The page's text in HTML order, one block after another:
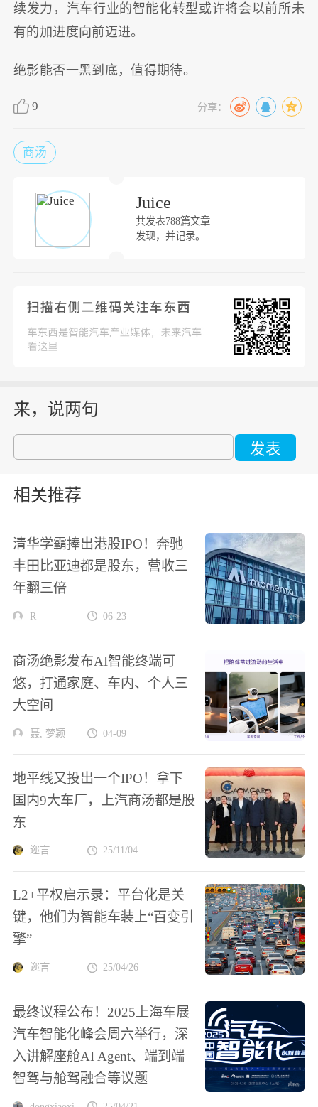
续发力，汽车行业的智能化转型或许将会以前所未
有的加进度向前迈进。
绝影能否一黑到底，值得期待。
9 分享：
商汤
Juice
共发表788篇文章
发现，并记录。
来，说两句
发表
相关推荐
清华学霸捧出港股IPO！奔驰
丰田比亚迪都是股东，营收三
年翻三倍
R 06-23
商汤绝影发布AI智能终端可
悠，打通家庭、车内、个人三
大空间
聂, 梦颖 04-09
地平线又投出一个IPO！拿下
国内9大车厂，上汽商汤都是股
东
迩言 25/11/04
L2+平权启示录：平台化是关
键，他们为智能车装上“百变引
擎”
迩言 25/04/26
最终议程公布！2025上海车展
汽车智能化峰会周六举行，深
入讲解座舱AI Agent、端到端
智驾与舱驾融合等议题